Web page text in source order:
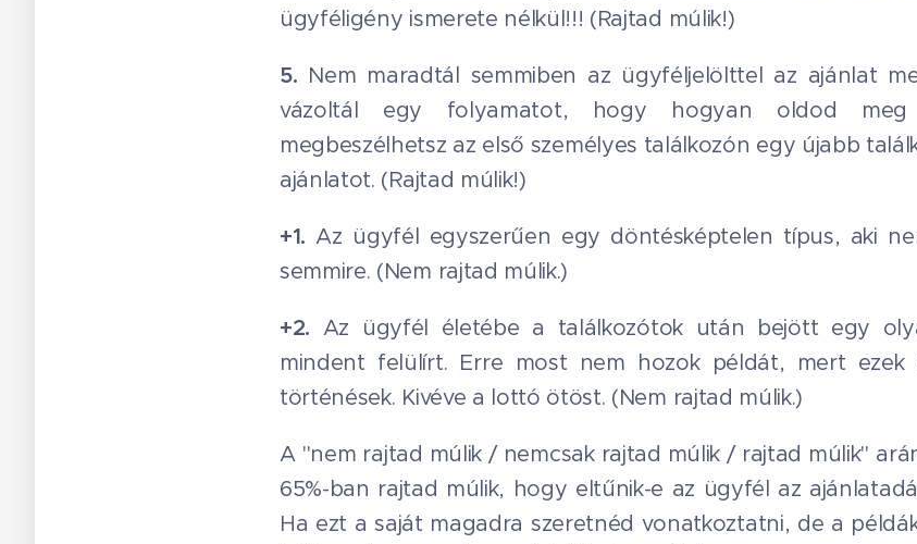
ügyféligény ismerete nélkül!!! (Rajtad múlik!)
5. Nem maradtál semmiben az ügyféljelölttel az ajánlat
vázoltál egy folyamatot, hogy hogyan oldod meg
megbeszélhetsz az első személyes találkozón egy újabb
ajánlatot. (Rajtad múlik!)
+1.Az ügyfél egyszerűen egy döntésképtelen típus, aki
semmire. (Nem rajtad múlik.)
+2. Az ügyfél életébe a találkozótok után bejött egy
mindent felülírt. Erre most nem hozok példát, mert ezek
történések. Kivéve a lottó ötöst. (Nem rajtad múlik.)
A "nem rajtad múlik / nemcsak rajtad múlik / rajtad múlik"
65%-ban rajtad múlik, hogy eltűnik-e az ügyfél az
Ha ezt a saját magadra szeretnéd vonatkoztatni, de a